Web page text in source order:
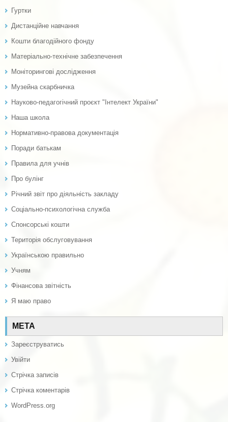
Гуртки
Дистанційне навчання
Кошти благодійного фонду
Матеріально-технічне забезпечення
Моніторингові дослідження
Музейна скарбничка
Науково-педагогічний проєкт "Інтелект України"
Наша школа
Нормативно-правова документація
Поради батькам
Правила для учнів
Про булінг
Річний звіт про діяльність закладу
Соціально-психологічна служба
Спонсорські кошти
Територія обслуговування
Українською правильно
Учням
Фінансова звітність
Я маю право
МЕТА
Зареєструватись
Увійти
Стрічка записів
Стрічка коментарів
WordPress.org